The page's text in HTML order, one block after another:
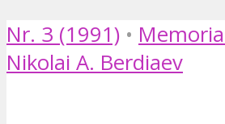
Nr. 3 (1991) •
Nikolai A. Berdiaev